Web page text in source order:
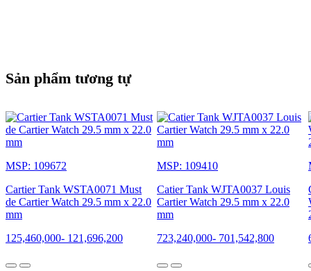
Sản phẩm tương tự
MSP: 109672
Cartier Tank WSTA0071 Must
de Cartier Watch 29.5 mm x 22.0
mm
125,460,000- 121,696,200
MSP: 109410
Catier Tank WJTA0037 Louis
Cartier Watch 29.5 mm x 22.0
mm
723,240,000- 701,542,800